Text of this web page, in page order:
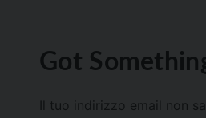
Got
Il tuo indirizzo email non